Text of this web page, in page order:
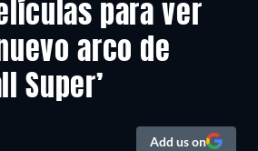
para ver
arco de
Super’
Add us on